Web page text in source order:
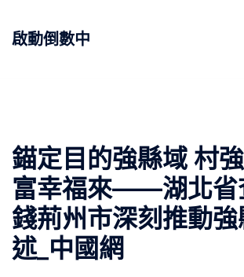
啟動倒數中
錨定目的強縣域 村
富幸福來——湖北省
錢荊州市深刻推動
述_中國網